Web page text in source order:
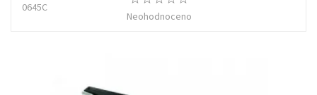
0645C
Neohodnoceno